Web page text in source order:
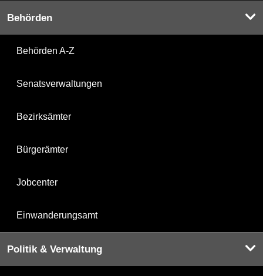
Behörden
Behörden A-Z
Senatsverwaltungen
Bezirksämter
Bürgerämter
Jobcenter
Einwanderungsamt
Politik & Verwaltung